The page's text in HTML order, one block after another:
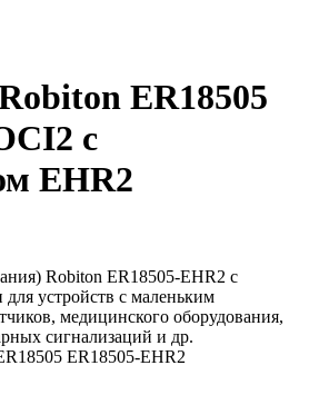
ER18505
с
EHR2
Robiton ER18505-EHR2 с
устройств с маленьким
медицинского оборудования,
сигнализаций и др.
ER18505-EHR2